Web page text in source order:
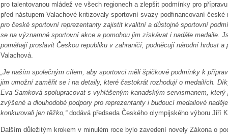
pro talentovanou mládež ve všech regionech a zlepšit podmínky pro
před nástupem Valachové kritizovaly sportovní svazy podfinancovaní české
pro české sportovní reprezentanty zajistit kvalitní a důstojné sportovní
se na významné sportovní akce a pomohou jim získávat i nadále medaile.
pomáhají proslavit Českou republiku v zahraničí, podněcují národní hrdost a
Valachová.
„Je naším společným cílem, aby sportovci měli špičkové podmínky k
jim umožní zaměřit se i na detaily, které častokrát rozhodují o medailích.
Eva Samková spolupracovat s vyhlášeným kanadským servismanem,
zvýšené a dlouhodobé podpory pro reprezentanty i budoucí medailové
konkurovali jen těžko,“dodává předseda Českého olympijského výboru Jiří
Dalším důležitým krokem v minulém roce bylo zavedení novely Zákona o